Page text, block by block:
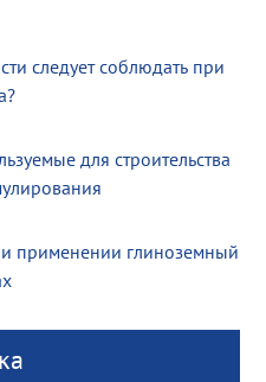
следует соблюдать при
для строительства
применении глиноземный